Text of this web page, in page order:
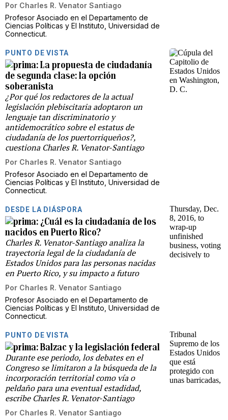
Por Charles R. Venator Santiago
Profesor Asociado en el Departamento de
Ciencias Políticas y El Instituto, Universidad de
Connecticut.
PUNTO DE VISTA
La propuesta de ciudadanía
de segunda clase: la opción
soberanista
¿Por qué los redactores de la actual
legislación plebiscitaria adoptaron un
lenguaje tan discriminatorio y
antidemocrático sobre el estatus de
ciudadanía de los puertorriqueños?,
cuestiona Charles R. Venator-Santiago
Por Charles R. Venator Santiago
Profesor Asociado en el Departamento de
Ciencias Políticas y El Instituto, Universidad de
Connecticut.
DESDE LA DIÁSPORA
¿Cuál es la ciudadanía de los
nacidos en Puerto Rico?
Charles R. Venator-Santiago analiza la
trayectoria legal de la ciudadanía de
Estados Unidos para las personas nacidas
en Puerto Rico, y su impacto a futuro
Por Charles R. Venator Santiago
Profesor Asociado en el Departamento de
Ciencias Políticas y El Instituto, Universidad de
Connecticut.
PUNTO DE VISTA
Balzac y la legislación federal
Durante ese periodo, los debates en el
Congreso se limitaron a la búsqueda de la
incorporación territorial como vía o
peldaño para una eventual estadidad,
escribe Charles R. Venator-Santiago
Por Charles R. Venator Santiago